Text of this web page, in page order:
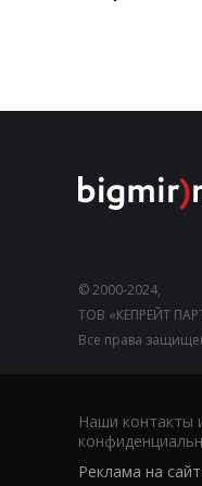
© 2000-2024,
ТОВ «КЕПРЕЙТ
Все права
Наши контакты
Реклама на